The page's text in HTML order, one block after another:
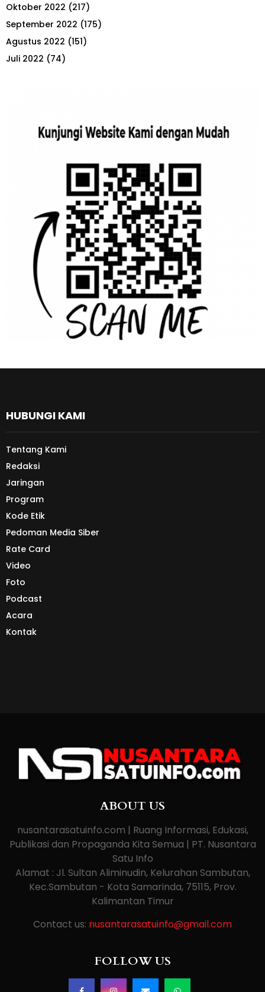
Oktober 2022 (217)
September 2022 (175)
Agustus 2022 (151)
Juli 2022 (74)
HUBUNGI KAMI
Tentang Kami
Redaksi
Jaringan
Program
Kode Etik
Pedoman Media Siber
Rate Card
Video
Foto
Podcast
Acara
Kontak
ABOUT US
nusantarasatuinfo.com | Ruang Informasi, Edukasi,
Publikasi dan Propaganda Kita Semua | PT. Nusantara
Satu Info
Alamat : Jl. Sultan Aliminudin, Kelurahan Sambutan,
Kec.Sambutan - Kota Samarinda, 75115, Prov.
Kalimantan Timur
Contact us: nusantarasatuinfo@gmail.com
FOLLOW US